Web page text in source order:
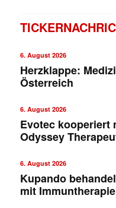
6. August 2026
Herzklappe:
Österreich
6. August 2026
Evotec kooperiert
Odyssey
6. August 2026
Kupando
mit Immuntherapie